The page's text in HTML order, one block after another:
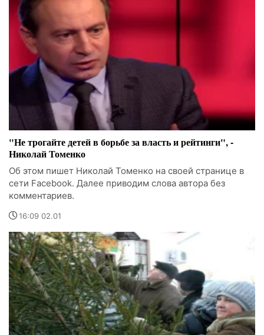
"Не трогайте детей в борьбе за власть и рейтинги", -
Николай Томенко
Об этом пишет Николай Томенко на своей странице в
сети Facebook. Далее приводим слова автора без
комментариев.
16:09 02.01